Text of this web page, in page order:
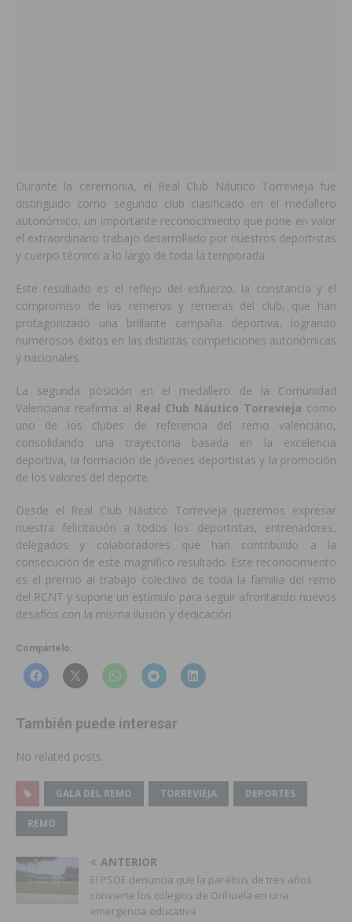
Durante la ceremonia, el Real Club Náutico Torrevieja fue
distinguido como segundo club clasificado en el medallero
autonómico, un importante reconocimiento que pone en valor
el extraordinario trabajo desarrollado por nuestros deportistas
y cuerpo técnico a lo largo de toda la temporada.
Este resultado es el reflejo del esfuerzo, la constancia y el
compromiso de los remeros y remeras del club, que han
protagonizado una brillante campaña deportiva, logrando
numerosos éxitos en las distintas competiciones autonómicas
y nacionales.
La segunda posición en el medallero de la Comunidad
Valenciana reafirma al Real Club Náutico Torrevieja como
uno de los clubes de referencia del remo valenciano,
consolidando una trayectoria basada en la excelencia
deportiva, la formación de jóvenes deportistas y la promoción
de los valores del deporte.
Desde el Real Club Náutico Torrevieja queremos expresar
nuestra felicitación a todos los deportistas, entrenadores,
delegados y colaboradores que han contribuido a la
consecución de este magnífico resultado. Este reconocimiento
es el premio al trabajo colectivo de toda la familia del remo
del RCNT y supone un estímulo para seguir afrontando nuevos
desafíos con la misma ilusión y dedicación.
Compártelo:
También puede interesar
No related posts.
GALA DEL REMO TORREVIEJA DEPORTES
REMO
ANTERIOR
El PSOE denuncia que la parálisis de tres años
convierte los colegios de Orihuela en una
emergencia educativa